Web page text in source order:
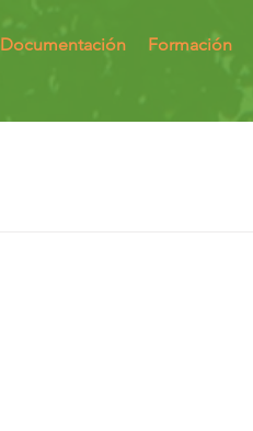
Documentación Formación